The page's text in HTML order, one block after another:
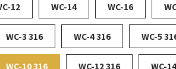
12 WC-14 WC-16
WC-3 316 WC-4 316 WC-5
WC-10 316 WC-12 316 WC-